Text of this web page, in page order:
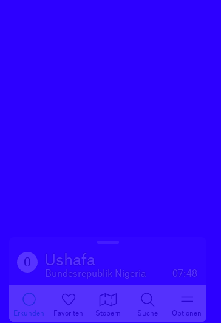
0 Ushafa
Bundesrepublik Nigeria 07:48
Erkunden Favoriten Stöbern Suche Optionen